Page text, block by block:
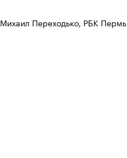
Михаил Переходько, РБК Пермь